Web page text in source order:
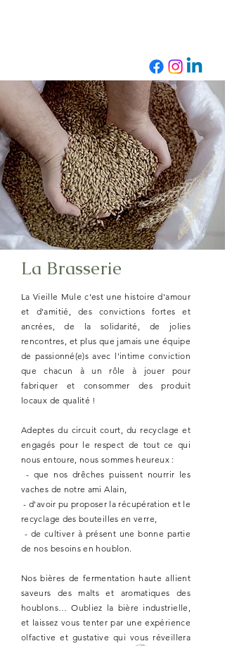
La Brasserie
La Vieille Mule c'est une histoire d'amour
et d'amitié, des convictions fortes et
ancrées, de la solidarité, de jolies
rencontres, et plus que jamais une équipe
depassionné(e)s avec l'intime conviction
que chacun à un rôle à jouer pour
fabriquer et consommer des produit
locaux de qualité !
Adeptes du circuit court, du recyclage et
engagés pour le respect de tout ce qui
nous entoure, nous sommes heureux :
- que nos drêches puissent nourrir les
vaches de notre ami Alain,
- d'avoir pu proposer la récupération et le
recyclage des bouteilles en verre,
- de cultiver à présent une bonne partie
de nos besoins en houblon.
Nos bières de fermentation haute allient
saveurs des malts et aromatiques des
houblons… Oubliez la bière industrielle,
et laissez vous tenter par une expérience
olfactive et gustative qui vous réveillera